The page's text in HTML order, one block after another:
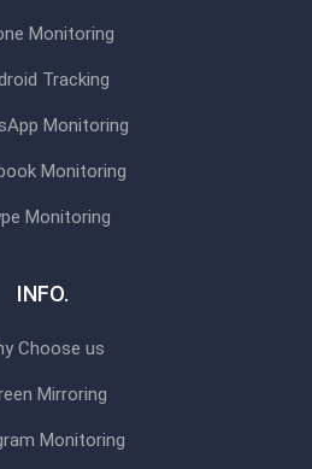
Monitoring
Tracking
Monitoring
Monitoring
Monitoring
INFO.
Choose us
Mirroring
Monitoring